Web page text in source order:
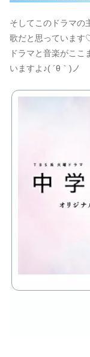
そしてこのドラマの
歌だと思っています
ドラマと音楽がこ
いますよ♪( ´θ｀)ノ